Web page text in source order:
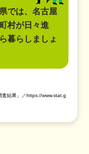
では、名古屋
村が日々進
暮らしましょ
査結果」／https://www.stat.g